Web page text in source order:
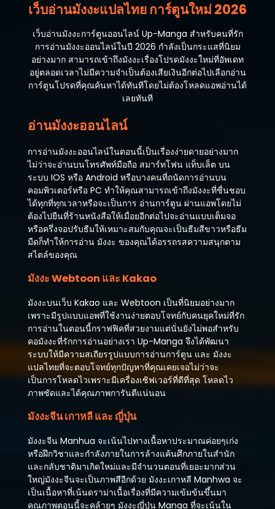
เว็บอ่านมังงะแปลไทย การ์ตูนใหม่ 2026
เว็บอ่านมังงะการ์ตูนออนไลน์ Up-Manga สำหรับคนที่รัก
การอ่านมังงะออนไลน์ในปี 2026 กำลังเป็นกระแสที่นิยม
อย่างมาก สามารถเข้าถึงมังงะเรื่องโปรดมังงะใหม่ที่อัพเดท
อยู่ตลอดเวลาไม่มีความจำเป็นต้องเสียเงินอีกต่อไปเลือกอ่าน
การ์ตูนโปรดที่คุณค้นหาได้ทันทีโดยไม่ต้องโหลดแอพอ่านได้
เลยทันที
อ่านมังงะออนไลน์
การอ่านมังงะออนไลน์ในตอนนี้เป็นเรื่องง่ายดายอย่างมาก
ไม่ว่าจะอ่านบนโทรศัพท์มือถือ สมาร์ทโฟน แท็บเล็ต บน
ระบบ IOS หรือ Android หรือบางคนที่ถนัดการอ่านบน
คอมพิวเตอร์หรือ PC ทำให้คุณสามารถเข้าถึงมังงะที่ชื่นชอบ
ได้ทุกที่ทุกเวลาหรือจะเป็นการ อ่านการ์ตูน ผ่านแอพโดยไม่
ต้องไปยืนที่ร้านหนังสือให้เมื่อยอีกต่อไปจะอ่านแบบเต็มจอ
หรือครึ่งจอปรับธีมให้เหมาะสมกับคุณจะเป็นธีมสีขาวหรือธีม
มืดก็ทำให้การอ่าน มังงะ ของคุณได้อรรถรสความสนุกตาม
สไตล์ของคุณ
มังงะ Webtoon และ Kakao
มังงะบนเว็บ Kakao และ Webtoon เป็นที่นิยมอย่างมาก
เพราะมีรูปแบบแอพที่ใช้งานง่ายตอบโจทย์กับคนยุคใหม่ที่รัก
การอ่านในตอนนี้กราฟฟิคที่สวยงามแต่นั่นยังไม่พอสำหรับ
คอมังงะที่รักการอ่านอย่างเรา Up-Manga จึงได้พัฒนา
ระบบให้มีความสเถียรรูปแบบการอ่านการ์ตูน และ มังงะ
แปลไทยที่จะตอบโจทย์ทุกปัญหาที่คุณเคยเจอไม่ว่าจะ
เป็นการโหลดไวเพราะมีเครื่องเซิฟเวอร์ที่ดีที่สุด โหลดไว
ภาพชัดและได้คุณภาพการันตีแน่นอน
มังงะจีน เกาหลี และ ญี่ปุ่น
มังงะจีน Manhua จะเน้นไปทางเนื้อหาประมาณค่อยๆเก่ง
หรือฝึกวิชาและกำลังภายในการล้างแค้นศึกภายในสำนัก
และกลับชาติมาเกิดใหม่และมีจำนวนตอนที่เยอะมากส่วน
ใหญ่มังงะจีนจะเป็นภาพสีอีกด้วย มังงะเกาหลี Manhwa จะ
เป็นเนื้อหาที่เน้นดราม่าเนื้อเรื่องที่มีความเข้มข้นขึ้นมา
คุณภาพตอนนี้จะคล้ายๆ มังงะญี่ปุ่น Manga ที่จะเน้นใน